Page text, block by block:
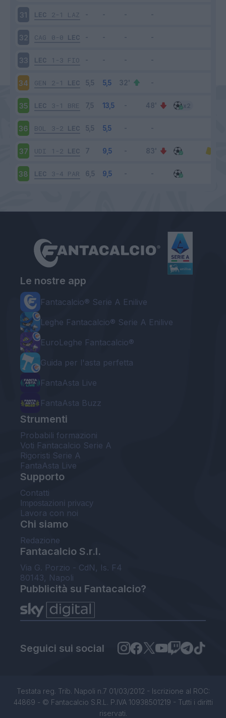
31 LEC 2-1 LAZ
32 CAG 0-0 LEC
33 LEC 1-3 FIO
34 GEN 2-1 LEC
35 LEC 3-1 BRE
36 BOL 3-2 LEC
37 UDI 1-2 LEC
38 LEC 3-4 PAR
Le nostre app
Fantacalcio® Serie A Enilive
Leghe Fantacalcio® Serie A Enilive
EuroLeghe Fantacalcio®
Guida per l'asta perfetta
FantaAsta Live
FantaAsta Buzz
Strumenti
Probabili formazioni
Voti Fantacalcio Serie A
Rigoristi Serie A
FantaAsta Live
Supporto
Contatti
Impostazioni privacy
Lavora con noi
Chi siamo
Redazione
Fantacalcio S.r.l.
Via G. Porzio - CdN, Is. F4
80143, Napoli
Pubblicità su Fantacalcio?
Seguici sui social
Testata reg. Trib. Napoli n.7 01/03/2012 - Iscrizione al ROC:
44869 - © Fantacalcio S.R.L. P.IVA 10938501219 - Tutti i diritti
riservati.